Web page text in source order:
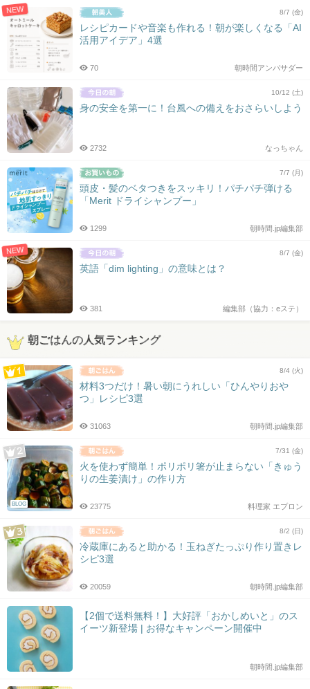
NEW 8/7 (金)
レシピカードや音楽も作れる！朝が楽しくなる「AI
活用アイデア」4選
朝時間アンバサダー
70
10/12 (土)
身の安全を第一に！台風への備えをおさらいしよう
なっちゃん
2732
7/7 (月)
頭皮・髪のベタつきをスッキリ！パチパチ弾ける
「Merit ドライシャンプー」
朝時間.jp編集部
1299
NEW 8/7 (金)
英語「dim lighting」の意味とは？
編集部（協力：eステ）
381
朝ごはんの人気ランキング
8/4 (火)
材料3つだけ！暑い朝にうれしい「ひんやりおや
つ」レシピ3選
朝時間.jp編集部
31063
BLOG
7/31 (金)
火を使わず簡単！ポリポリ箸が止まらない「きゅう
りの生姜漬け」の作り方
料理家 エプロン
23775
8/2 (日)
冷蔵庫にあると助かる！玉ねぎたっぷり作り置きレ
シピ3選
朝時間.jp編集部
20059
【2個で送料無料！】大好評「おかしめいと」のス
イーツ新登場 | お得なキャンペーン開催中
朝時間.jp編集部